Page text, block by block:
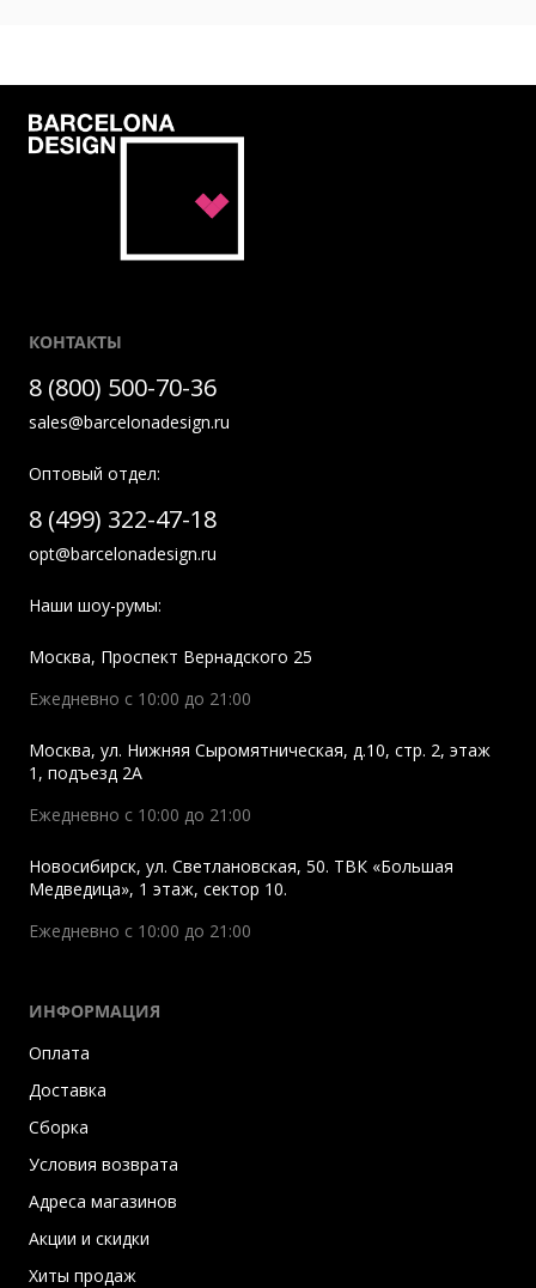
КОНТАКТЫ
8 (800) 500-70-36
sales@barcelonadesign.ru
Оптовый отдел:
8 (499) 322-47-18
opt@barcelonadesign.ru
Наши шоу-румы:
Москва, Проспект Вернадского 25
Ежедневно с 10:00 до 21:00
Москва, ул. Нижняя Сыромятническая, д.10, стр. 2, этаж
1, подъезд 2A
Ежедневно с 10:00 до 21:00
Новосибирск, ул. Светлановская, 50. ТВК «Большая
Медведица», 1 этаж, сектор 10.
Ежедневно с 10:00 до 21:00
ИНФОРМАЦИЯ
Оплата
Доставка
Сборка
Условия возврата
Адреса магазинов
Акции и скидки
Хиты продаж